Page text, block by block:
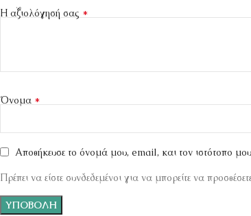
Η αξιολόγησή σας *
Όνομα *
Αποθήκευσε το όνομά μου, email, και τον ιστότοπο
Πρέπει να είστε συνδεδεμένοι για να μπορείτε να